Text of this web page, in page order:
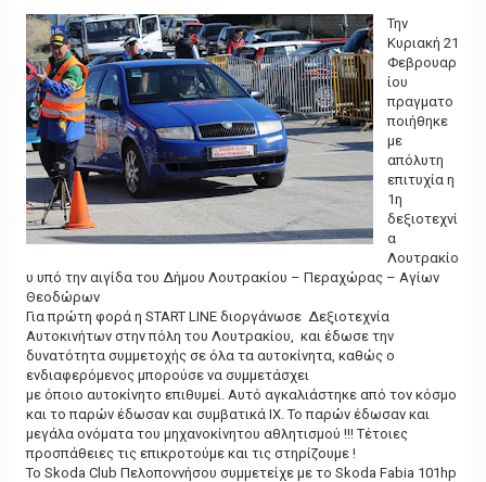
a
t
i
o
n
Την
Κυριακή 21
Φεβρουαρ
ίου
πραγματο
ποιήθηκε
με
απόλυτη
επιτυχία η
1η
δεξιοτεχνί
α
Λουτρακίο
υ υπό την αιγίδα του Δήμου Λουτρακίου – Περαχώρας – Αγίων
Θεοδώρων
Για πρώτη φορά η START LINE διοργάνωσε Δεξιοτεχνία
Αυτοκινήτων στην πόλη του Λουτρακίου, και έδωσε την
δυνατότητα συμμετοχής σε όλα τα αυτοκίνητα, καθώς ο
ενδιαφερόμενος μπορούσε να συμμετάσχει
με όποιο αυτοκίνητο επιθυμεί. Αυτό αγκαλιάστηκε από τον κόσμο
και το παρών έδωσαν και συμβατικά ΙΧ. Το παρών έδωσαν και
μεγάλα ονόματα του μηχανοκίνητου αθλητισμού !!! Τέτοιες
προσπάθειες τις επικροτούμε και τις στηρίζουμε !
Το Skoda Club Πελοποννήσου συμμετείχε με το Skoda Fabia 101hp